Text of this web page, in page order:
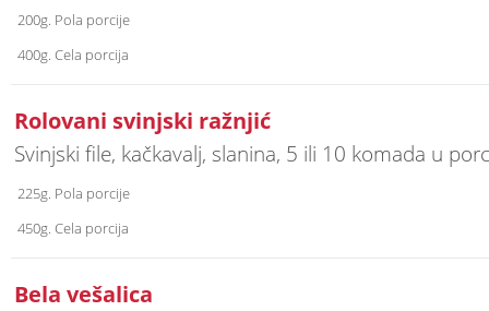
200g. Pola porcije
400g. Cela porcija
Rolovani svinjski ražnjić
Svinjski file, kačkavalj, slanina, 5 ili 10 komada u
225g. Pola porcije
450g. Cela porcija
Bela vešalica